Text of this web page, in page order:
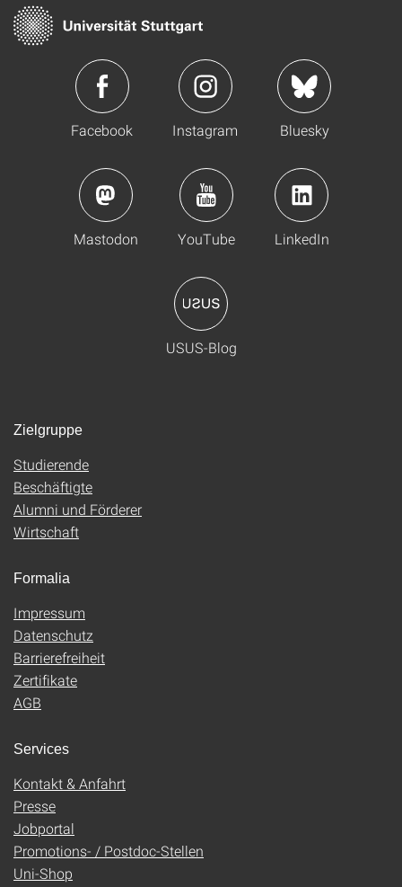
Facebook Instagram Bluesky
Mastodon YouTube LinkedIn
USUS-Blog
Zielgruppe
Studierende
Beschäftigte
Alumni und Förderer
Wirtschaft
Formalia
Impressum
Datenschutz
Barrierefreiheit
Zertifikate
AGB
Services
Kontakt & Anfahrt
Presse
Jobportal
Promotions- / Postdoc-Stellen
Uni-Shop